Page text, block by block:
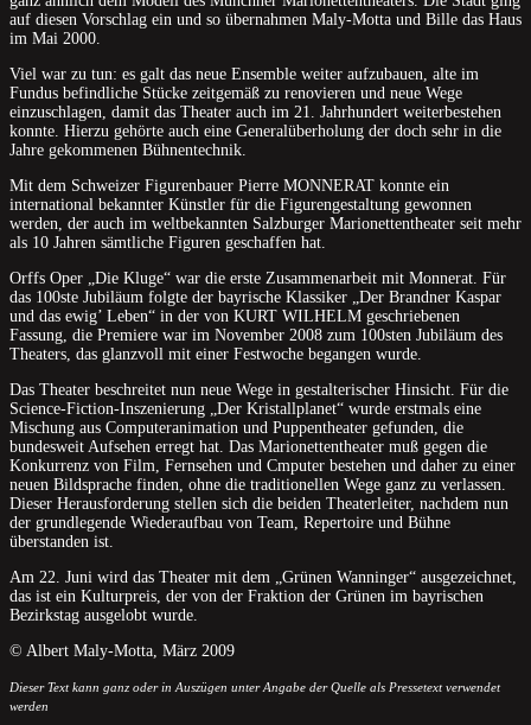
auf diesen Vorschlag ein und so übernahmen Maly-Motta und Bille das Haus
im Mai 2000.
Viel war zu tun: es galt das neue Ensemble weiter aufzubauen, alte im
Fundus befindliche Stücke zeitgemäß zu renovieren und neue Wege
einzuschlagen, damit das Theater auch im 21. Jahrhundert weiterbestehen
konnte. Hierzu gehörte auch eine Generalüberholung der doch sehr in die
Jahre gekommenen Bühnentechnik.
Mit dem Schweizer Figurenbauer Pierre MONNERAT konnte ein
international bekannter Künstler für die Figurengestaltung gewonnen
werden, der auch im weltbekannten Salzburger Marionettentheater seit mehr
als 10 Jahren sämtliche Figuren geschaffen hat.
Orffs Oper „Die Kluge“ war die erste Zusammenarbeit mit Monnerat. Für
das 100ste Jubiläum folgte der bayrische Klassiker „Der Brandner Kaspar
und das ewig’ Leben“ in der von KURT WILHELM geschriebenen
Fassung, die Premiere war im November 2008 zum 100sten Jubiläum des
Theaters, das glanzvoll mit einer Festwoche begangen wurde.
Das Theater beschreitet nun neue Wege in gestalterischer Hinsicht. Für die
Science-Fiction-Inszenierung „Der Kristallplanet“ wurde erstmals eine
Mischung aus Computeranimation und Puppentheater gefunden, die
bundesweit Aufsehen erregt hat. Das Marionettentheater muß gegen die
Konkurrenz von Film, Fernsehen und Cmputer bestehen und daher zu einer
neuen Bildsprache finden, ohne die traditionellen Wege ganz zu verlassen.
Dieser Herausforderung stellen sich die beiden Theaterleiter, nachdem nun
der grundlegende Wiederaufbau von Team, Repertoire und Bühne
überstanden ist.
Am 22. Juni wird das Theater mit dem „Grünen Wanninger“ ausgezeichnet,
das ist ein Kulturpreis, der von der Fraktion der Grünen im bayrischen
Bezirkstag ausgelobt wurde.
© Albert Maly-Motta, März 2009
Dieser Text kann ganz oder in Auszügen unter Angabe der Quelle als Pressetext verwendet
werden